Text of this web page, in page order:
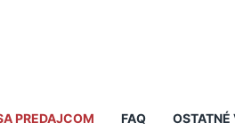
PREDAJCOM FAQ